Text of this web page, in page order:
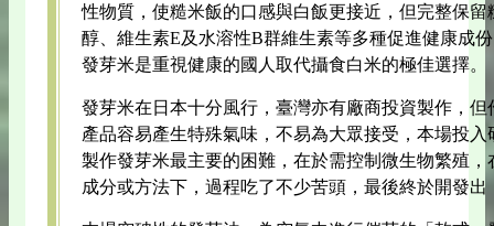
性物質，使糙米飯的口感與白飯更接近，但完整保
醇、維生素E及水溶性B群維生素等多種促進健康成
發芽米是重視健康的國人取代攝食白米的極佳選擇。
發芽米在日本十分風行，臺灣亦有廠商投資製作，
產品容易產生特殊氣味，不易為大眾接受，本場投
製作發芽米最主要的困難，在於需控制微生物繁殖
成分或方法下，過程吃了不少苦頭，最後終於開發